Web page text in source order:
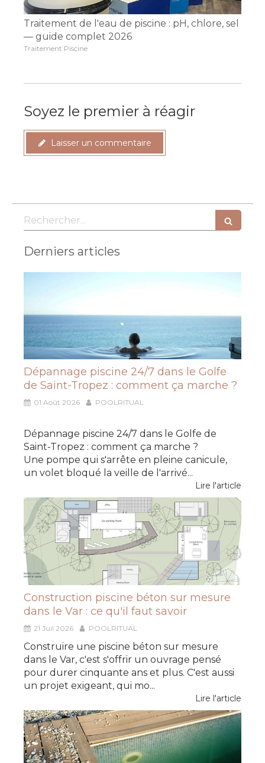
Traitement de l'eau de piscine : pH, chlore, sel
— guide complet 2026
Traitement Piscine
Soyez le premier à réagir
Laisser un commentaire
Rechercher
Derniers articles
Dépannage piscine 24/7 dans le Golfe
de Saint-Tropez : comment ça marche ?
01 Août 2026 POOLRITUAL
Dépannage piscine 24/7 dans le Golfe de
Saint-Tropez : comment ça marche ?
Une pompe qui s'arrête en pleine canicule,
un volet bloqué la veille de l'arrivé...
Lire l'article
Construction piscine béton sur mesure
dans le Var : ce qu'il faut savoir
21 Juil 2026 POOLRITUAL
Construire une piscine béton sur mesure
dans le Var, c'est s'offrir un ouvrage pensé
pour durer cinquante ans et plus. C'est aussi
un projet exigeant, qui mo...
Lire l'article